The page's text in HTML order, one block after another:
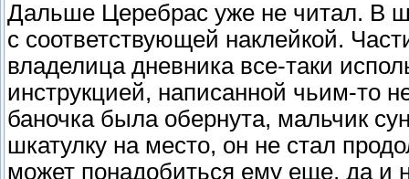
Дальше Церебрас уже не читал. В
с соответствующей наклейкой.
владелица дневника все-таки
инструкцией, написанной чьим-то
баночка была обернута, мальчик
шкатулку на место, он не стал
может понадобиться ему еще, да и